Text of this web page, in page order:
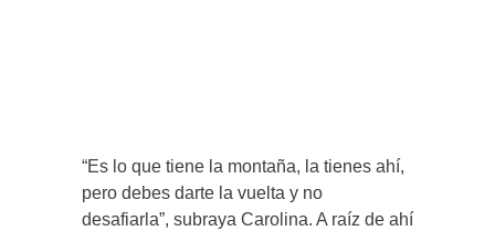
“Es lo que tiene la montaña, la tienes ahí,
pero debes darte la vuelta y no
desafiarla”, subraya Carolina. A raíz de ahí